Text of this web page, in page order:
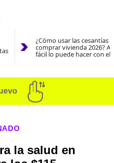
¿Cómo usar las cesantías
comprar vivienda 2026?
fácil lo puede hacer con el
la salud en